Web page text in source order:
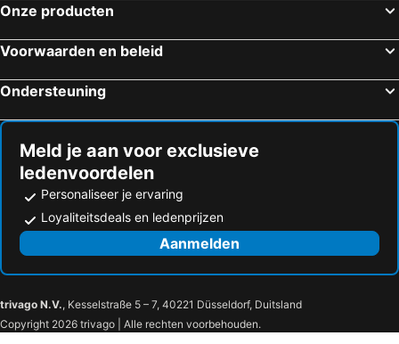
Onze producten
Voorwaarden en beleid
Ondersteuning
Meld je aan voor exclusieve
ledenvoordelen
Personaliseer je ervaring
Loyaliteitsdeals en ledenprijzen
Aanmelden
trivago N.V., Kesselstraße 5 – 7, 40221 Düsseldorf, Duitsland
Copyright 2026 trivago | Alle rechten voorbehouden.